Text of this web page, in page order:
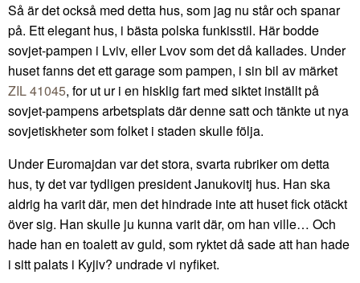
Så är det också med detta hus, som jag nu står och spanar
på. Ett elegant hus, i bästa polska funkisstil. Här bodde
sovjet-pampen i Lviv, eller Lvov som det då kallades. Under
huset fanns det ett garage som pampen, i sin bil av märket
ZIL 41045, for ut ur i en hisklig fart med siktet inställt på
sovjet-pampens arbetsplats där denne satt och tänkte ut nya
sovjetiskheter som folket i staden skulle följa.
Under Euromajdan var det stora, svarta rubriker om detta
hus, ty det var tydligen president Janukovitj hus. Han ska
aldrig ha varit där, men det hindrade inte att huset fick otäckt
över sig. Han skulle ju kunna varit där, om han ville… Och
hade han en toalett av guld, som ryktet då sade att han hade
i sitt palats i Kyjiv? undrade vi nyfiket.